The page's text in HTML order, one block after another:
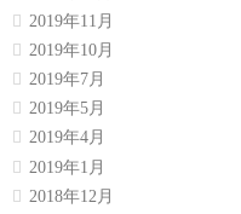
2019年11月
2019年10月
2019年7月
2019年5月
2019年4月
2019年1月
2018年12月